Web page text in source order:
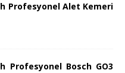
Profesyonel Alet Kemeri
Profesyonel Bosch GO3